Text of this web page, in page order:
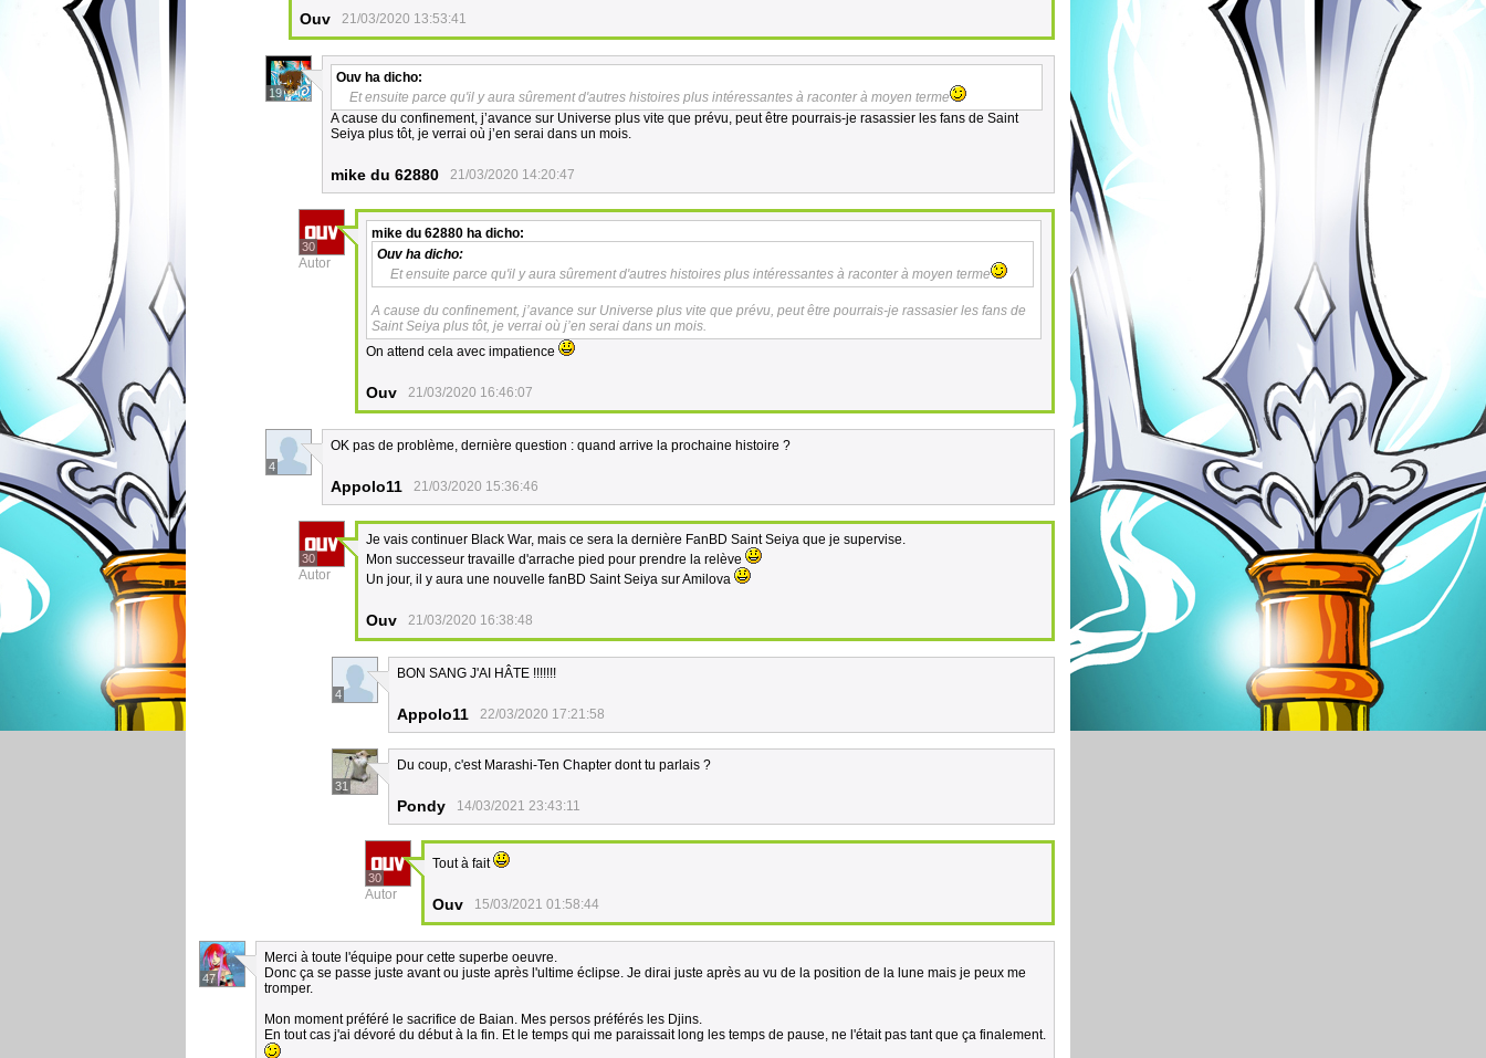
Ouv 21/03/2020 13:53:41
19
Ouv ha dicho:
Et ensuite parce qu'il y aura sûrement d'autres histoires plus intéressantes à raconter à moyen terme
A cause du confinement, j’avance sur Universe plus vite que prévu, peut être pourrais-je rasassier les fans de Saint
Seiya plus tôt, je verrai où j’en serai dans un mois.
mike du 62880 21/03/2020 14:20:47
30
Autor
mike du 62880 ha dicho:
Ouv ha dicho:
Et ensuite parce qu'il y aura sûrement d'autres histoires plus intéressantes à raconter à moyen terme
A cause du confinement, j’avance sur Universe plus vite que prévu, peut être pourrais-je rassasier les fans de
Saint Seiya plus tôt, je verrai où j’en serai dans un mois.
On attend cela avec impatience
Ouv 21/03/2020 16:46:07
4
OK pas de problème, dernière question : quand arrive la prochaine histoire ?
Appolo11 21/03/2020 15:36:46
30
Autor
Je vais continuer Black War, mais ce sera la dernière FanBD Saint Seiya que je supervise.
Mon successeur travaille d'arrache pied pour prendre la relève
Un jour, il y aura une nouvelle fanBD Saint Seiya sur Amilova
Ouv 21/03/2020 16:38:48
4
BON SANG J'AI HÂTE !!!!!!!
Appolo11 22/03/2020 17:21:58
31
Du coup, c'est Marashi-Ten Chapter dont tu parlais ?
Pondy 14/03/2021 23:43:11
30
Autor
Tout à fait
Ouv 15/03/2021 01:58:44
47
Merci à toute l'équipe pour cette superbe oeuvre.
Donc ça se passe juste avant ou juste après l'ultime éclipse. Je dirai juste après au vu de la position de la lune mais je peux me
tromper.
Mon moment préféré le sacrifice de Baian. Mes persos préférés les Djins.
En tout cas j'ai dévoré du début à la fin. Et le temps qui me paraissait long les temps de pause, ne l'était pas tant que ça finalement.